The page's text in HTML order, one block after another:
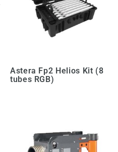
Astera Fp2 Helios Kit (8
tubes RGB)